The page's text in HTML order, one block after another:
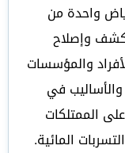
واحدة من
كشف وإصلاح
والمؤسسات
في
الممتلكات
المائية.